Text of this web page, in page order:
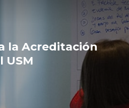
la Acreditación
USM